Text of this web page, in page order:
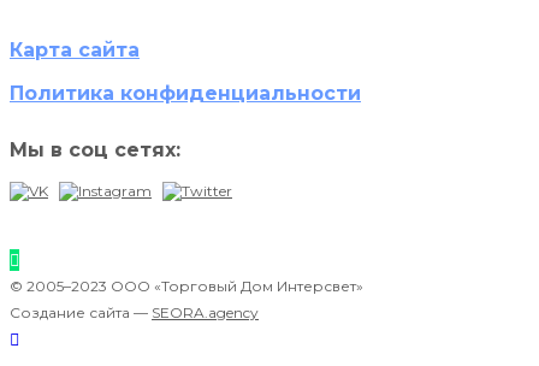
Карта сайта
Политика конфиденциальности
Мы в соц сетях:
© 2005–2023 ООО «Торговый Дом Интерсвет»
Создание сайта — SEORA.agency